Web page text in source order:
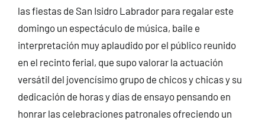
las fiestas de San Isidro Labrador para regalar este
domingo un espectáculo de música, baile e
interpretación muy aplaudido por el público reunido
en el recinto ferial, que supo valorar la actuación
versátil del jovencísimo grupo de chicos y chicas y su
dedicación de horas y días de ensayo pensando en
honrar las celebraciones patronales ofreciendo un